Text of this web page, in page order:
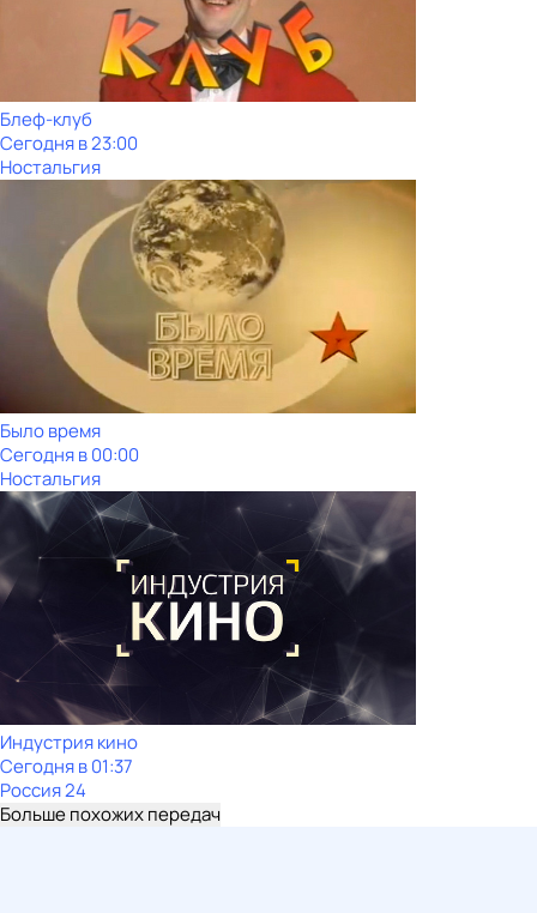
Блеф-клуб
Сегодня в 23:00
Ностальгия
Было время
Сегодня в 00:00
Ностальгия
Индустрия кино
Сегодня в 01:37
Россия 24
Больше похожих передач